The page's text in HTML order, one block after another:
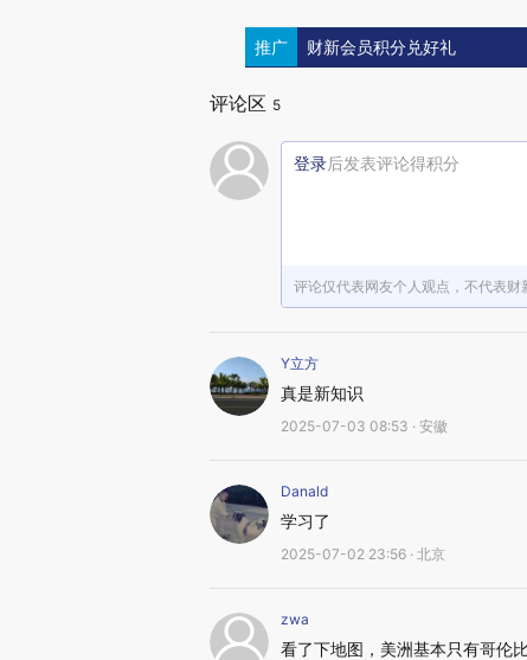
推广 财新会员积分兑好礼
评论区 5
登录后发表评论得积分
评论仅代表网友个人观点，不代表财
Y立方
真是新知识
2025-07-03 08:53 · 安徽
Danald
学习了
2025-07-02 23:56 · 北京
zwa
看了下地图，美洲基本只有哥伦